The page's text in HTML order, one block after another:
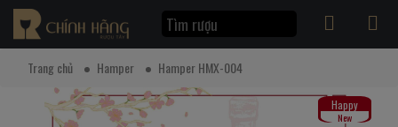
Trang chủ Hamper Hamper HMX-004
Happy
New